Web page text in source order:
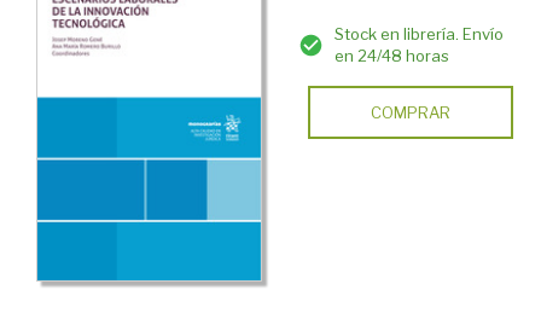
Stock en librería. Envío
en 24/48 horas
COMPRAR